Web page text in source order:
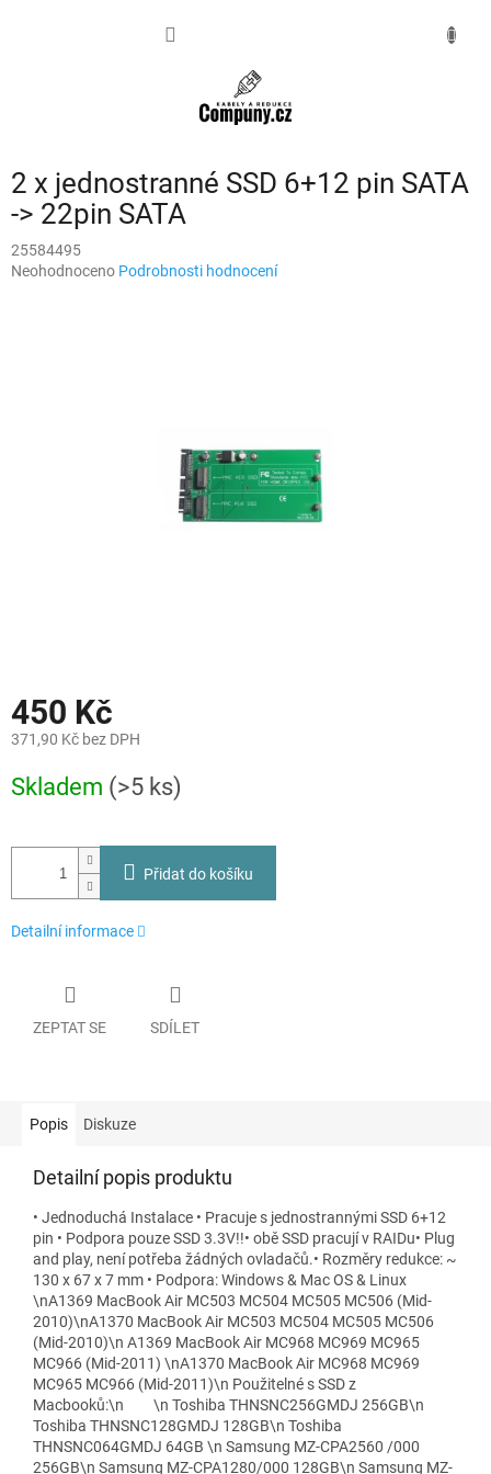
NÁKUPNÍ
2 x jednostranné SSD 6+12 pin SATA
-> 22pin SATA
25584495
Průměrné
Neohodnoceno Podrobnosti hodnocení
450 Kč
371,90 Kč bez DPH
cena:
Skladem (>5 ks)
Přidat do košíku
Detailní informace
ZEPTAT SE SDÍLET
Popis Diskuze
Detailní popis produktu
• Jednoduchá Instalace • Pracuje s jednostrannými SSD 6+12
pin • Podpora pouze SSD 3.3V!!• obě SSD pracují v RAIDu• Plug
and play, není potřeba žádných ovladačů.• Rozměry redukce: ~
130 x 67 x 7 mm • Podpora: Windows & Mac OS & Linux
\nA1369 MacBook Air MC503 MC504 MC505 MC506 (Mid-
2010)\nA1370 MacBook Air MC503 MC504 MC505 MC506
(Mid-2010)\n A1369 MacBook Air MC968 MC969 MC965
MC966 (Mid-2011) \nA1370 MacBook Air MC968 MC969
MC965 MC966 (Mid-2011)\n Použitelné s SSD z
Macbooků:\n \n Toshiba THNSNC256GMDJ 256GB\n
Toshiba THNSNC128GMDJ 128GB\n Toshiba
THNSNC064GMDJ 64GB \n Samsung MZ-CPA2560 /000
256GB\n Samsung MZ-CPA1280/000 128GB\n Samsung MZ-